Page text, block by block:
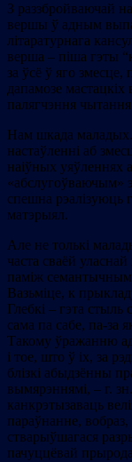
З раззбройваючай
вершы ў адным
літаратурнага
верша – піша гэты
за ўсё ў яго
дапамозе
палягчэння
Нам шкада
настаўленні аб
наіўных уяўленнях
«абслугоўваючым»
спешна рэалізуюць
матэрыял.
Але не толькі
часта сваёй
паміж
Вазьміце, к
Глебкі – гэта
сама па сабе, па-за
Такому ўражанню
і тое, што ў іх, за
блізкі абыдзённы
вымярэннямі, – г.
канкрэтызаваць
параўнанне, вобраз,
стварыўшагася
пачуццёвай